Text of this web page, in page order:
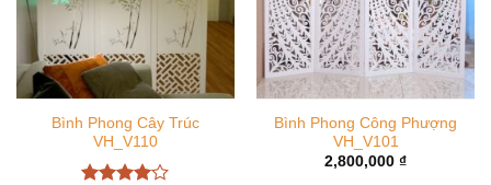
Bình Phong Cây Trúc
VH_V110
Bình Phong Công Phượng
VH_V101
2,800,000 ₫